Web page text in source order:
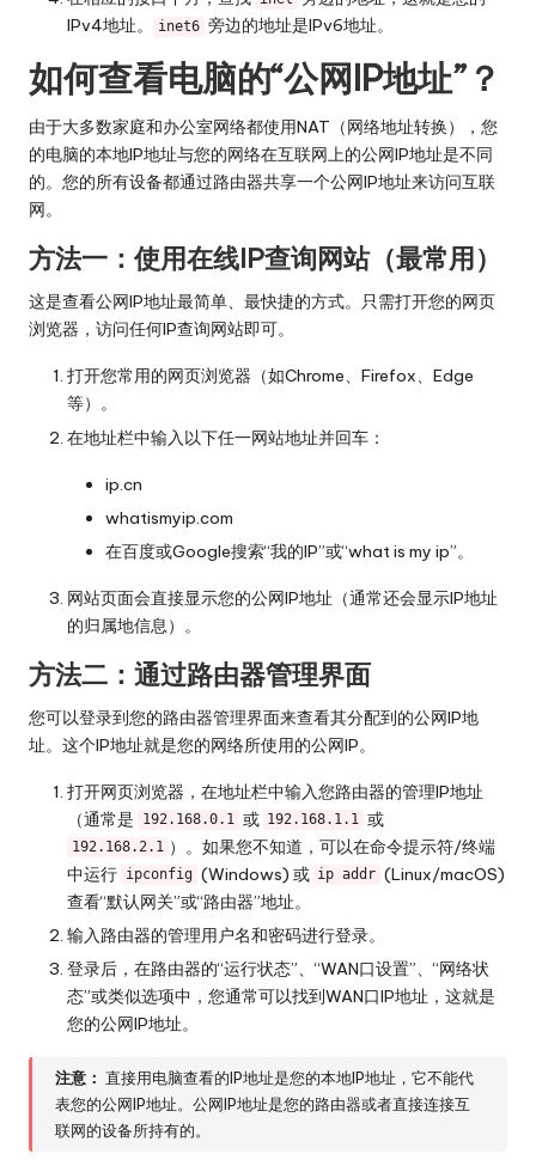
IPv4地址。
inet6 旁边的地址是IPv6地址。
如何查看电脑的“公网IP地址”？
由于大多数家庭和办公室网络都使用NAT（网络地址转换），您
的电脑的本地IP地址与您的网络在互联网上的公网IP地址是不同
的。您的所有设备都通过路由器共享一个公网IP地址来访问互联
网。
方法一：使用在线IP查询网站（最常用）
这是查看公网IP地址最简单、最快捷的方式。只需打开您的网页
浏览器，访问任何IP查询网站即可。
打开您常用的网页浏览器（如Chrome、Firefox、Edge
等）。
在地址栏中输入以下任一网站地址并回车：
ip.cn
whatismyip.com
在百度或Google搜索“我的IP”或“what is my ip”。
网站页面会直接显示您的公网IP地址（通常还会显示IP地址
的归属地信息）。
方法二：通过路由器管理界面
您可以登录到您的路由器管理界面来查看其分配到的公网IP地
址。这个IP地址就是您的网络所使用的公网IP。
打开网页浏览器，在地址栏中输入您路由器的管理IP地址
（通常是
192.168.0.1 或 192.168.1.1 或
192.168.2.1 ）。如果您不知道，可以在命令提示符/终端
中运行 ipconfig (Windows) 或 ip addr (Linux/macOS)
查看“默认网关”或“路由器”地址。
输入路由器的管理用户名和密码进行登录。
登录后，在路由器的“运行状态”、“WAN口设置”、“网络状
态”或类似选项中，您通常可以找到WAN口IP地址，这就是
您的公网IP地址。
注意： 直接用电脑查看的IP地址是您的本地IP地址，它不能代
表您的公网IP地址。公网IP地址是您的路由器或者直接连接互
联网的设备所持有的。